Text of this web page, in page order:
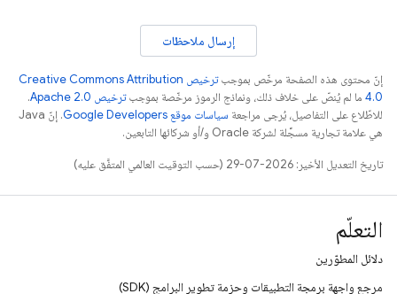
إرسال ملاحظات
إنّ محتوى هذه الصفحة مرخّص بموجب
ترخيص Creative Commons Attribution
4.0‏ ما لم يُنصّ على خلاف ذلك، ونماذج الرموز مرخّصة بموجبترخيص Apache 2.0‏
.
للاطّلاع على التفاصيل، يُرجى مراجعة سياسات موقع Google Developers‏
. إنّ Java
هي علامة تجارية مسجَّلة لشركة Oracle و/أو شركائها التابعين.
تاريخ التعديل الأخير: 2026-07-29 (حسب التوقيت العالمي المتفَّق عليه)
التعلّم
دلائل المطوّرين
مرجع واجهة برمجة التطبيقات وحزمة تطوير البرامج (SDK)